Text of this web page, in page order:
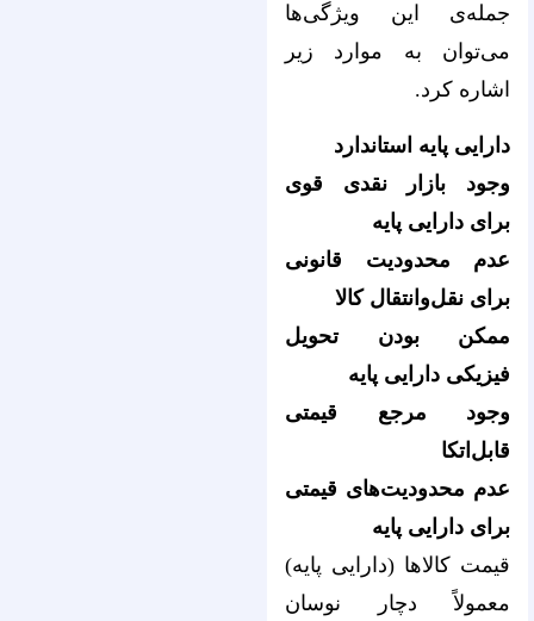
جمله‌‌‌‌‌‌‌‌‌‌‌‌‌‌‌‌‌‌‌‌‌‌‌‌‌‌‌‌‌‌‌‌‌‌‌‌‌‌‌‌‌‌‌‌‌‌‌‌‌‌‌‌‌‌‌‌‌‌‌‌‌‌‌‌ی این ویژگی‌‌‌‌‌‌‌‌‌‌‌‌‌‌‌‌‌‌‌‌‌‌‌‌‌‌‌‌‌‌‌‌‌‌‌‌‌‌‌‌‌‌‌‌‌‌‌‌‌‌‌‌‌‌‌‌‌‌‌‌‌‌‌‌ها
می‌‌‌‌‌‌‌‌‌‌‌‌‌‌‌‌‌‌‌‌‌‌‌‌‌‌‌‌‌‌‌‌‌‌‌‌‌‌‌‌‌‌‌‌‌‌‌‌‌‌‌‌‌‌‌‌‌‌‌‌‌‌‌‌توان به موارد زیر
اشاره کرد.
دارایی پایه استاندارد
وجود بازار نقدی قوی
برای دارایی پایه
عدم محدودیت قانونی
برای نقل‌وانتقال کالا
ممکن بودن تحویل
فیزیکی دارایی پایه
وجود مرجع قیمتی
قابل‌اتکا
عدم محدودیت‌های قیمتی
برای دارایی پایه
قیمت کالا‌ها (دارایی پایه)
معمولاً دچار نوسان